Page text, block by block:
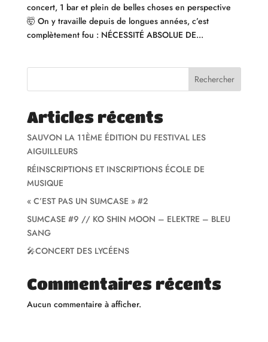
concert, 1 bar et plein de belles choses en perspective
🤯 On y travaille depuis de longues années, c’est
complètement fou : NÉCESSITÉ ABSOLUE DE...
Rechercher
Articles récents
SAUVON LA 11ÈME ÉDITION DU FESTIVAL LES
AIGUILLEURS
RÉINSCRIPTIONS ET INSCRIPTIONS ÉCOLE DE
MUSIQUE
« C’EST PAS UN SUMCASE » #2
SUMCASE #9 // KO SHIN MOON – ELEKTRE – BLEU
SANG
🎤CONCERT DES LYCÉENS
Commentaires récents
Aucun commentaire à afficher.